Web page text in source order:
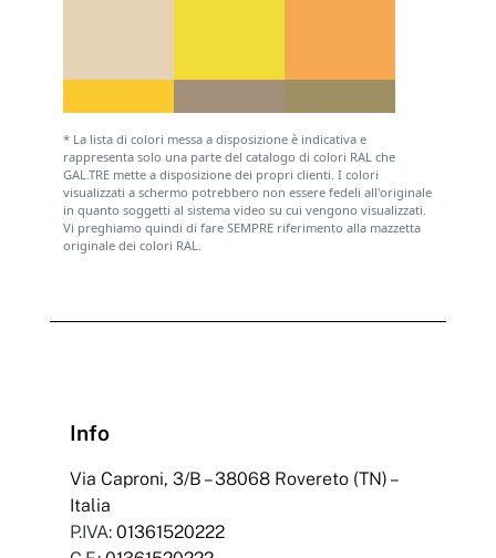
* La lista di colori messa a disposizione è indicativa e
rappresenta solo una parte del catalogo di colori RAL che
GAL.TRE mette a disposizione dei propri clienti. I colori
visualizzati a schermo potrebbero non essere fedeli all'originale
in quanto soggetti al sistema video su cui vengono visualizzati.
Vi preghiamo quindi di fare SEMPRE riferimento alla mazzetta
originale dei colori RAL.
Info
Via Caproni, 3/B – 38068 Rovereto (TN) –
Italia
P.IVA: 01361520222